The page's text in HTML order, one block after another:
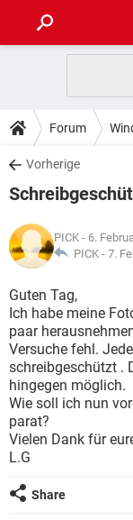
ANDROID
WINDOWS 10
WHATSAPP
FACEBOOK
TIPPS & TRICKS
SPIELE
WHATSAPP
FACEBOOK
DOWNLOADS
SPIELE
ANDROID
WINDOWS 10
WHATSAPP
FACEBOOK
SPIELE
ANDROID
WINDOWS 10
WHATSAPP
FACEBOOK
LEXIKON
SPIELE
ANDROID
WINDOWS 10
WHATSAPP
FACEBOOK
Forum
Vorherige
PICK - 6.
PICK - 7.
Guten Tag,
Ich habe meine
paar
Versuche fehl.
schreibgeschützt .
hingegen möglich.
Wie soll ich nun
parat?
Vielen Dank für
L.G
Share